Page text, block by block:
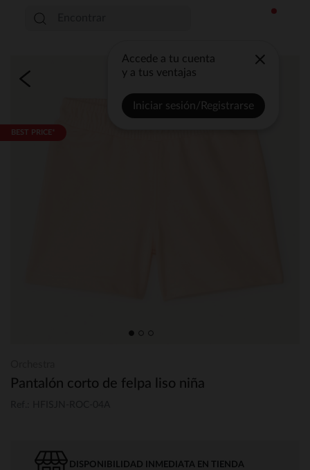
Accede a tu cuenta
y a tus ventajas
Iniciar sesión/Registrarse
BEST PRICE*
Pantalón corto de felpa liso niña
DISPONIBILIDAD INMEDIATA EN TIENDA